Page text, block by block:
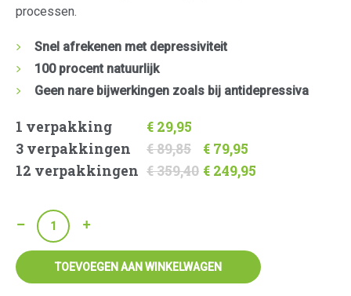
processen.
Snel afrekenen met depressiviteit
100 procent natuurlijk
Geen nare bijwerkingen zoals bij antidepressiva
1 verpakking
€ 29,95
3 verpakkingen
€ 89,85
€ 79,95
12 verpakkingen € 359,40 € 249,95
Serotonine
Booster
aantal
TOEVOEGEN AAN WINKELWAGEN